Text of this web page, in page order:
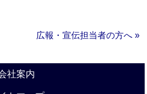
広報・宣伝担当者の方へ »
社案内